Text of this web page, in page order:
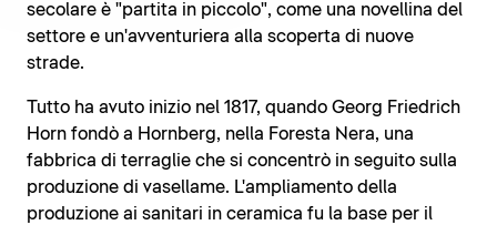
secolare è "partita in piccolo", come una novellina del
settore e un'avventuriera alla scoperta di nuove
strade.
Tutto ha avuto inizio nel 1817, quando Georg Friedrich
Horn fondò a Hornberg, nella Foresta Nera, una
fabbrica di terraglie che si concentrò in seguito sulla
produzione di vasellame. L'ampliamento della
produzione ai sanitari in ceramica fu la base per il